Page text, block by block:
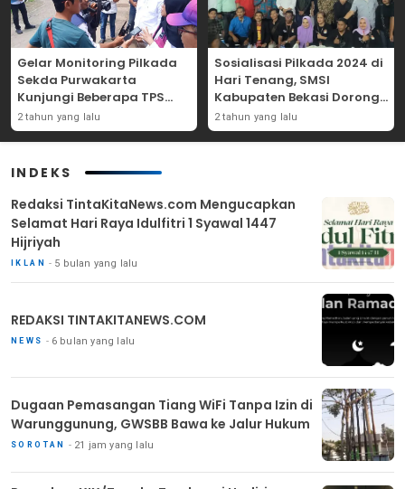
Gelar Monitoring Pilkada
Sekda Purwakarta
Kunjungi Beberapa TPS
Yang Ada Di Purwakarta
2 tahun yang lalu
Sosialisasi Pilkada 2024 di
Hari Tenang, SMSI
Kabupaten Bekasi Dorong
Angka Partisipasi
Masyarakat
2 tahun yang lalu
INDEKS
Redaksi TintaKitaNews.com Mengucapkan
Selamat Hari Raya Idulfitri 1 Syawal 1447
Hijriyah
IKLAN 5 bulan yang lalu
REDAKSI TINTAKITANEWS.COM
NEWS 6 bulan yang lalu
Dugaan Pemasangan Tiang WiFi Tanpa Izin di
Warunggunung, GWSBB Bawa ke Jalur Hukum
SOROTAN 21 jam yang lalu